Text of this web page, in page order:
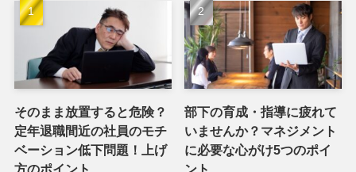
そのまま放置すると危険？
定年退職間近の社員のモチ
ベーション低下問題！上げ
方のポイント
部下の育成・指導に疲れて
いませんか？マネジメント
に必要な心がけ5つのポイ
ント